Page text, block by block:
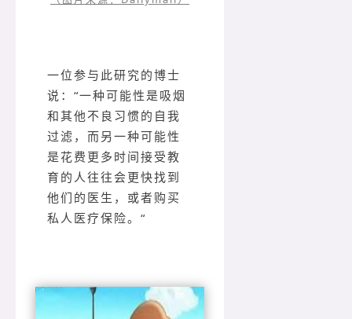
一位参与此研究的博士
说：“一种可能性是吸烟
和其他不良习惯的自我
过滤，而另一种可能性
是花费更多时间接受教
育的人往往会更快找到
他们的医生，或者购买
私人医疗保险。“